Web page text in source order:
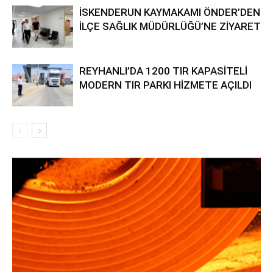
İSKENDERUN KAYMAKAMI ÖNDER’DEN
İLÇE SAĞLIK MÜDÜRLÜĞÜ’NE ZİYARET
REYHANLI’DA 1200 TIR KAPASİTELİ
MODERN TIR PARKI HİZMETE AÇILDI